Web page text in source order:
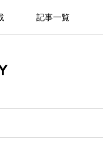
記事一覧